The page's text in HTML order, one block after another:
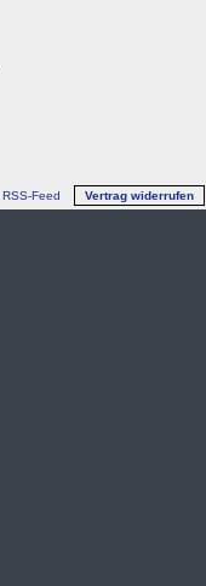
RSS-Feed Vertrag widerrufen